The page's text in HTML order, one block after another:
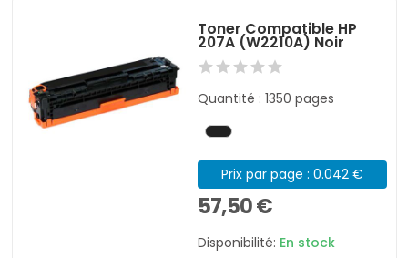
Toner Compatible HP
207A (W2210A) Noir
Quantité : 1350 pages
Prix par page : 0.042 €
57,50 €
Disponibilité: En stock